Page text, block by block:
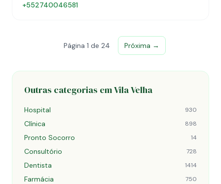
+552740046581
Página 1 de 24 Próxima →
Outras categorias em Vila Velha
Hospital 930
Clínica 898
Pronto Socorro 14
Consultório 728
Dentista 1414
Farmácia 750